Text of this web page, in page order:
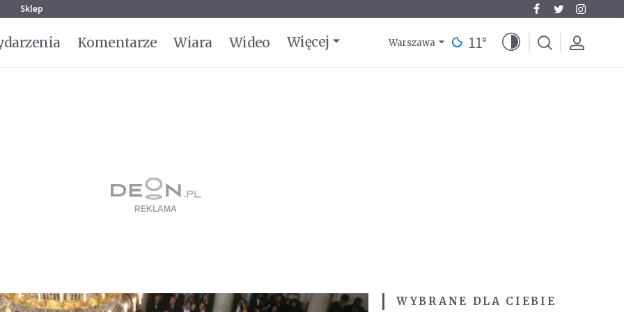
Sklep
Komentarze Wiara Wideo Więcej Warszawa 11°
WYBRANE DLA CIEBIE